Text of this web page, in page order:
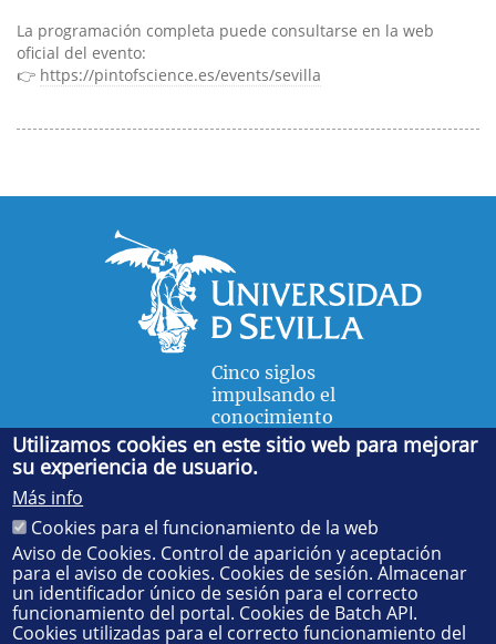
La programación completa puede consultarse en la web
oficial del evento:
👉 https://pintofscience.es/events/sevilla
Cinco siglos
impulsando el
conocimiento
FACULTAD DE FÍSICA
Avda. de la Reina Mercedes, s/n. 41012 Sevilla. Tel.:
55 28 91. Administración:administradorfisica@us.es
Secretaría:jsecfisi@us.es- Decanato:ffisaog@us.es
Utilizamos cookies en este sitio web para mejorar
su experiencia de usuario.
Más info
Cookies para el funcionamiento de la web
Aviso de Cookies. Control de aparición y aceptación
para el aviso de cookies. Cookies de sesión. Almacenar
un identificador único de sesión para el correcto
funcionamiento del portal. Cookies de Batch API.
Cookies utilizadas para el correcto funcionamiento del